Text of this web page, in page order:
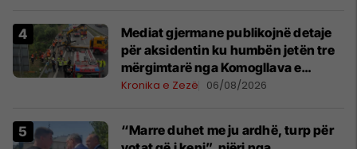
Mediat gjermane publikojnë detaje
për aksidentin ku humbën jetën tre
mërgimtarë nga Komogllava e
Ferizajt
Kronika e Zezë 06/08/2026
“Marre duhet me ju ardhë, turp për